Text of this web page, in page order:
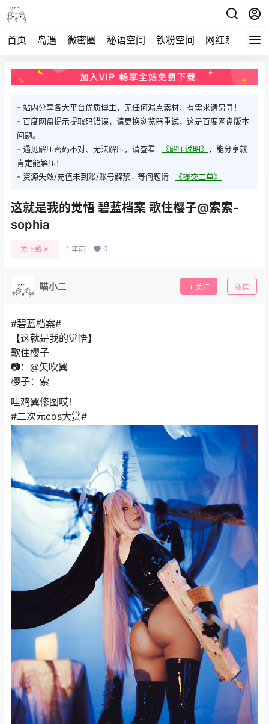
首页 岛遇 微密圈 秘语空间 铁粉空间 网红系列 打
- 站内分享各大平台优质博主，无任何漏点素材，有需求请另寻！
- 百度网盘提示提取码错误，请更换浏览器重试，这是百度网盘版本
问题。
- 遇见解压密码不对、无法解压，请查看
《解压说明》 ，能分享就
肯定能解压！
- 资源失效/充值未到账/账号解禁...等问题请
《提交工单》
这就是我的觉悟 碧蓝档案 歌住樱子@索索-
sophia
免下载区 1 年前 0
喵小二 关注 私信
#碧蓝档案#
【这就是我的觉悟】
歌住樱子
📷：@矢吹翼
樱子：索
哇鸡翼修图哎！
#二次元cos大赏# ​​​